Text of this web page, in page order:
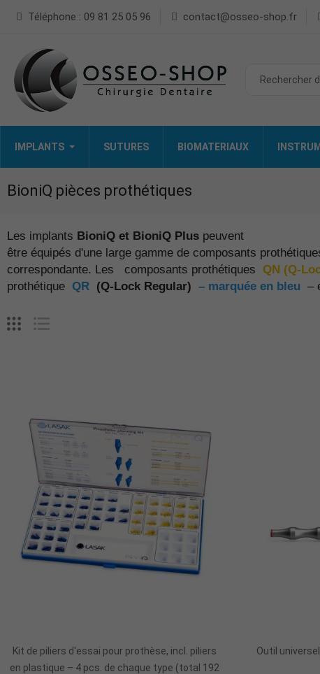
Téléphone : 09 81 25 05 96 contact@osseo-shop.fr
IMPLANTS SUTURES BIOMATERIAUX
BioniQ pièces prothétiques
Les implants BioniQ et BioniQ Plus peuvent
être équipés d'une large gamme de composants
correspondante. Les
composants prothétiques QN (Q-
prothétique QR (Q-Lock Regular) – marquée en bleu –
Kit de piliers d'essai pour prothèse, incl. piliers
en plastique – 4 pcs. de chaque type (total 192
Outil